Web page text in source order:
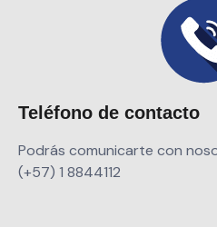
Teléfono de contacto
Podrás comunicarte con
(+57) 1 8844112